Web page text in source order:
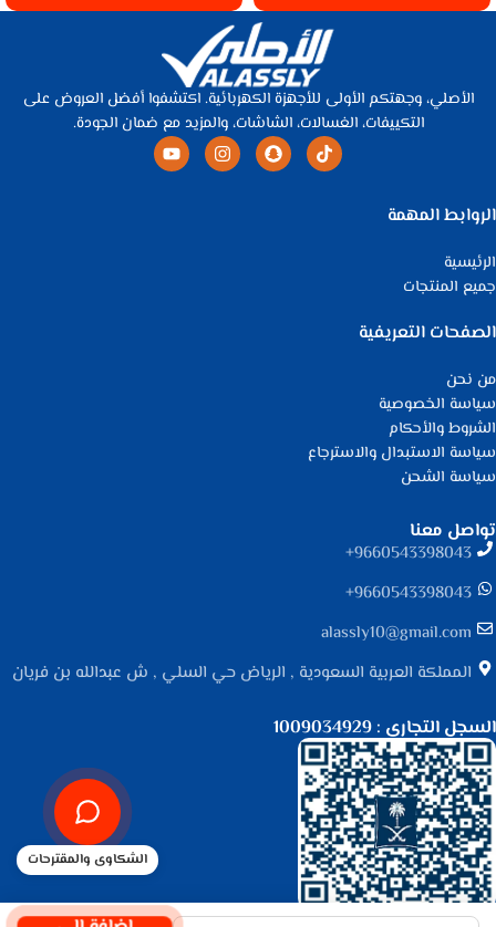
الأصلي، وجهتكم الأولى للأجهزة الكهربائية. اكتشفوا أفضل العروض على
التكييفات، الغسالات، الشاشات، والمزيد مع ضمان الجودة.
الروابط المهمة
الرئيسية
جميع المنتجات
الصفحات التعريفية
من نحن
سياسة الخصوصية
الشروط والأحكام
سياسة الاستبدال والاسترجاع
سياسة الشحن
تواصل معنا
9660543398043⁩+
9660543398043⁩+
alassly10@gmail.com
المملكة العربية السعودية , الرياض حي السلي , ش عبدالله بن فريان
السجل التجاري : 1009034929
الشكاوى والمقترحات